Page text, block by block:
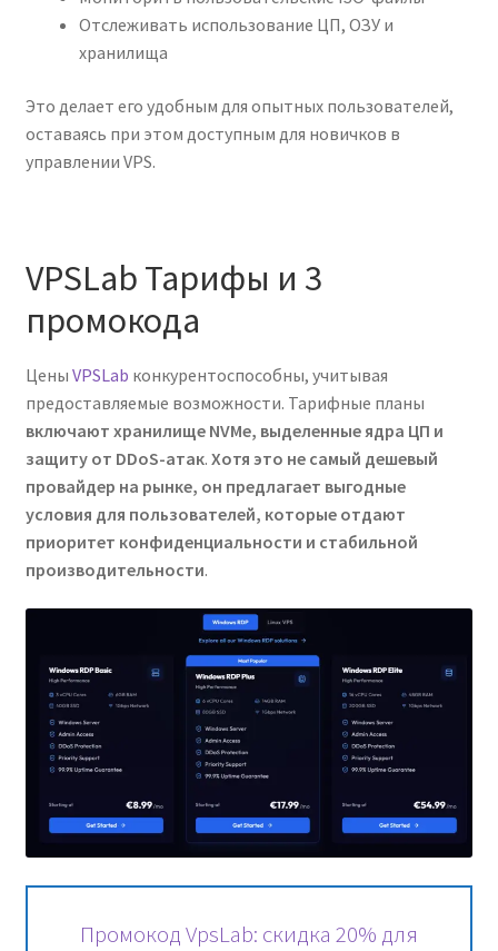
Отслеживать использование ЦП, ОЗУ и
хранилища
Это делает его удобным для опытных пользователей,
оставаясь при этом доступным для новичков в
управлении VPS.
VPSLab Тарифы и 3
промокода
Цены VPSLab конкурентоспособны, учитывая
предоставляемые возможности. Тарифные планы
включают хранилище NVMe, выделенные ядра ЦП и
защиту от DDoS-атак. Хотя это не самый дешевый
провайдер на рынке, он предлагает выгодные
условия для пользователей, которые отдают
приоритет конфиденциальности и стабильной
производительности.
Промокод VpsLab: скидка 20% для